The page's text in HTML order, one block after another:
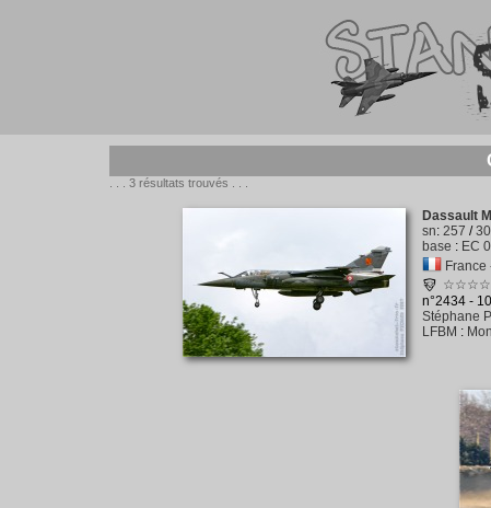
. . . 3 résultats trouvés . . .
Dassault
sn: 257 /
base : EC
France
☆☆☆☆
n°2434 -
Stéphane
LFBM :